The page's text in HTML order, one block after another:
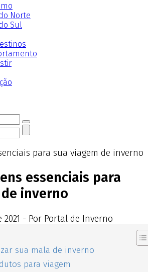
Norte
Sul
para sua viagem de inverno
essenciais para
inverno
2021 - Por Portal de Inverno
sua mala de inverno
para viagem